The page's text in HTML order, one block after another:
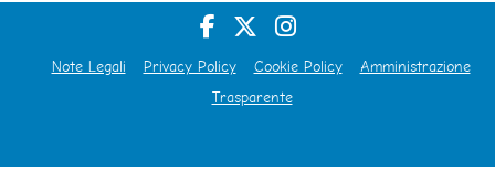
Note Legali Privacy Policy Cookie Policy
Amministrazione
Trasparente